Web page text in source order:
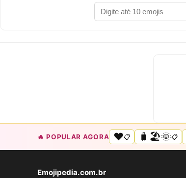
🔥 POPULAR AGORA ❤️📋 🧳🏖️🌞📋
Emojipedia.com.br